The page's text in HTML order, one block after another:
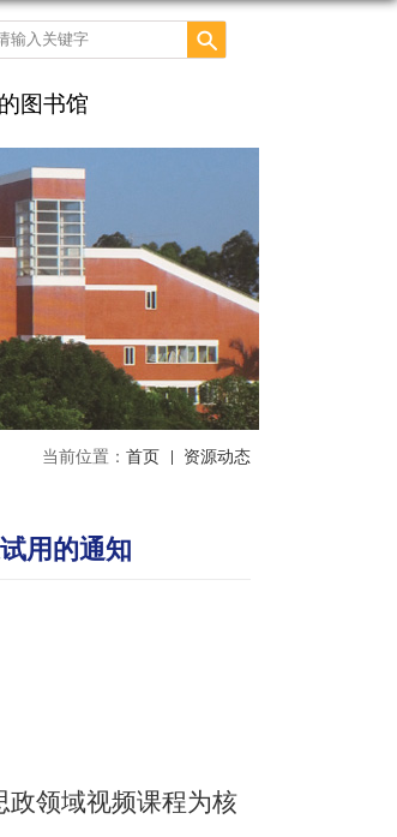
图书馆
当前位置： 首页 资源动态
用的通知
领域视频课程为核